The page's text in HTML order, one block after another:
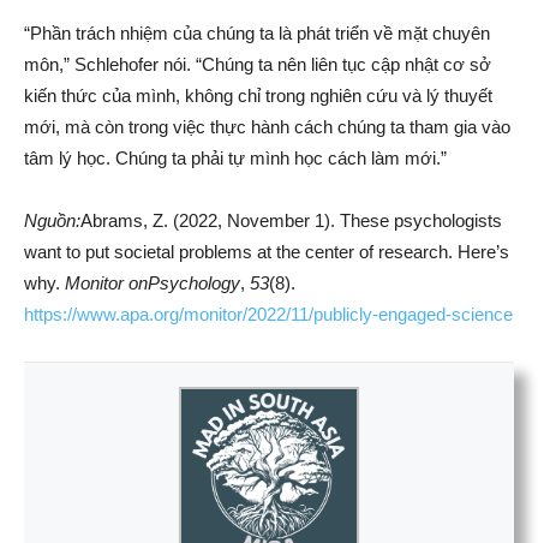
“Phần trách nhiệm của chúng ta là phát triển về mặt chuyên
môn,” Schlehofer nói. “Chúng ta nên liên tục cập nhật cơ sở
kiến thức của mình, không chỉ trong nghiên cứu và lý thuyết
mới, mà còn trong việc thực hành cách chúng ta tham gia vào
tâm lý học. Chúng ta phải tự mình học cách làm mới.”
Nguồn:Abrams, Z. (2022, November 1). These psychologists
want to put societal problems at the center of research. Here’s
why. Monitor onPsychology, 53(8).
https://www.apa.org/monitor/2022/11/publicly-engaged-science